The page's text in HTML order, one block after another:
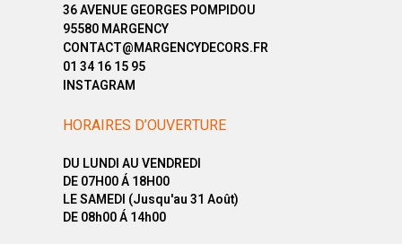
36 AVENUE GEORGES POMPIDOU
95580 MARGENCY
CONTACT@MARGENCYDECORS.FR
01 34 16 15 95
INSTAGRAM
HORAIRES D’OUVERTURE
DU LUNDI AU VENDREDI
DE 07H00 Á 18H00
LE SAMEDI (Jusqu'au 31 Août)
DE 08h00 Á 14h00